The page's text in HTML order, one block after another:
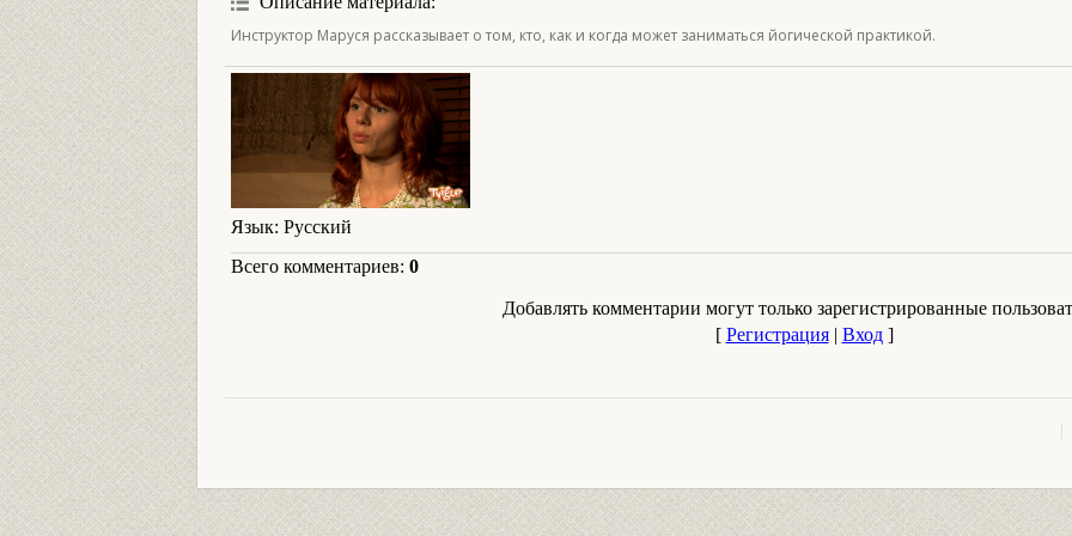
Инструктор Маруся рассказывает о том, кто, как и когда может заниматься йогической практикой.
Язык: Русский
Всего комментариев: 0
Добавлять комментарии могут только зарегистрированные
[ Регистрация| Вход]